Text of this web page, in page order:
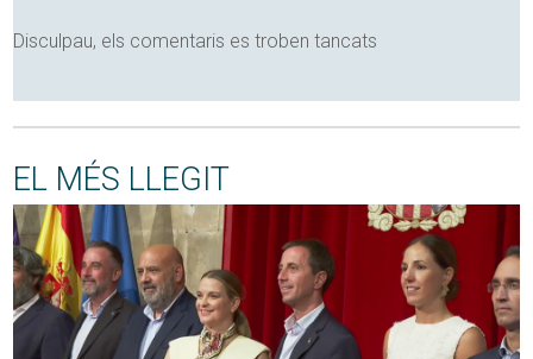
Disculpau, els comentaris es troben tancats
EL MÉS LLEGIT